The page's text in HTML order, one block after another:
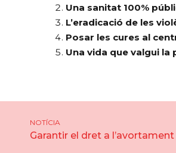
Una sanitat 100%
L’eradicació de les
Posar les cures al
Una vida que valgui la
NOTÍCIA
Garantir el dret a